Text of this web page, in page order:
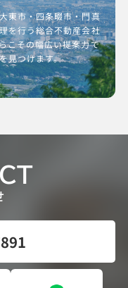
東市・四条畷市・門真
を行う総合不動産会社
こその幅広い提案力で
見つけます。